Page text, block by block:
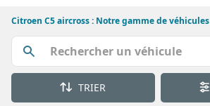
Citroen C5 aircross : Notre gamme de véhicules
TRIER